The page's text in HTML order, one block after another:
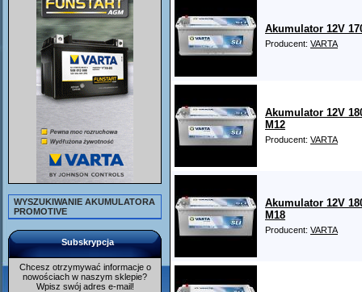
WYSZUKIWANIE AKUMULATORA
PROMOTIVE
Subskrypcja
Chcesz otrzymywać informacje o
nowościach w naszym sklepie?
Wpisz swój adres e-mail!
Akumulator 12V
Producent: VARTA
Akumulator 12V
M12
Producent: VARTA
Akumulator 12V
M18
Producent: VARTA